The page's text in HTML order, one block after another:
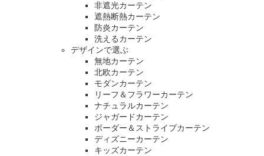
非遮光カーテン
遮熱断熱カーテン
防炎カーテン
洗えるカーテン
デザインで選ぶ
無地カーテン
北欧カーテン
モダンカーテン
リーフ＆フラワーカーテン
ナチュラルカーテン
ジャガードカーテン
ボーダー＆ストライプカーテン
ディズニーカーテン
キッズカーテン